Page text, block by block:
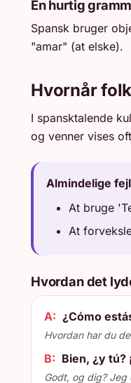
En hurtig
Spansk bruger
"amar" (at elske).
Hvornår
I spansktalende
og venner vises
Almindelige
At bruge
At
Hvordan det
A: ¿Cómo
Hvordan har du
B: Bien, ¿y tú?
Godt, og dig? Jeg